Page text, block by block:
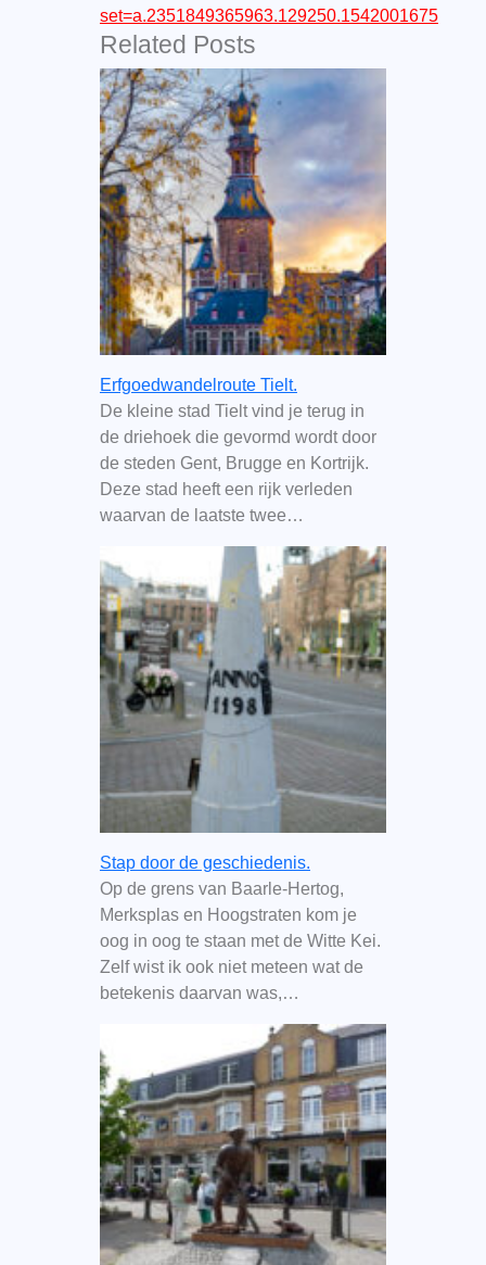
set=a.2351849365963.129250.1542001675
Related Posts
Erfgoedwandelroute Tielt.
De kleine stad Tielt vind je terug in
de driehoek die gevormd wordt door
de steden Gent, Brugge en Kortrijk.
Deze stad heeft een rijk verleden
waarvan de laatste twee…
Stap door de geschiedenis.
Op de grens van Baarle-Hertog,
Merksplas en Hoogstraten kom je
oog in oog te staan met de Witte Kei.
Zelf wist ik ook niet meteen wat de
betekenis daarvan was,…